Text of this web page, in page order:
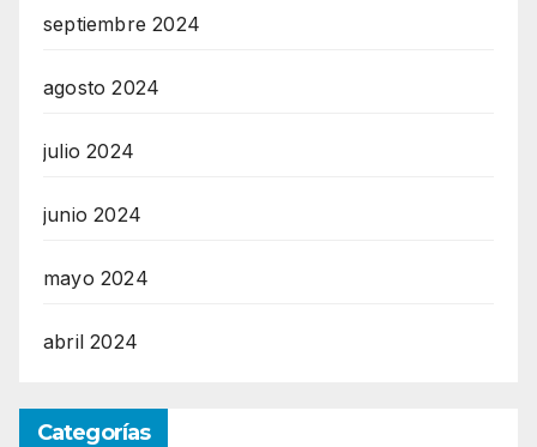
septiembre 2024
agosto 2024
julio 2024
junio 2024
mayo 2024
abril 2024
Categorías